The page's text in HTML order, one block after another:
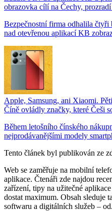
obrazovka cílí na Čechy,
Bezpečnostní firma odhalila
nad otevřenou aplikací KB
Apple, Samsung, ani Xiaomi.
Číně ovládly značky, které Češi
Během letošního čínského
nejprodávanějšími modely
Tento článek byl publikován ze
Web se zaměřuje na mobilní
aplikace. Čtenáři zde najdou
zařízení, tipy na užitečné
dostat maximum. Obsah sleduje
softwaru a digitálních služeb –